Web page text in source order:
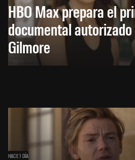
HBO Max prepara el
documental
Gilmore
HACE 1 DÍA